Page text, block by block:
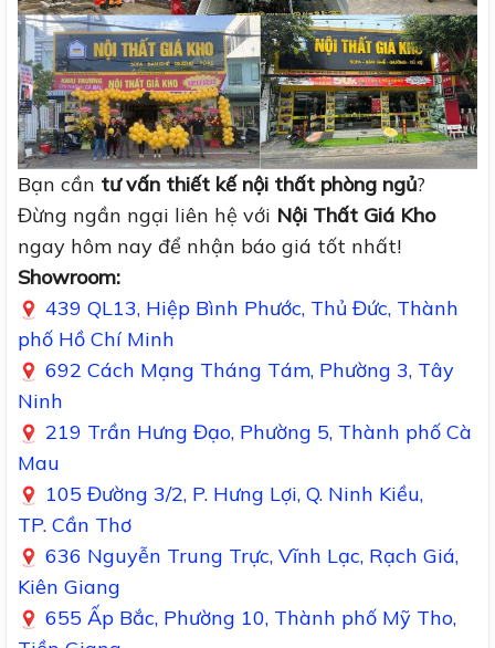
Bạn cần tư vấn thiết kế nội thất phòng ngủ?
Đừng ngần ngại liên hệ với Nội Thất Giá Kho
ngay hôm nay để nhận báo giá tốt nhất!
Showroom:
439 QL13, Hiệp Bình Phước, Thủ Đức, Thành
phố Hồ Chí Minh
692 Cách Mạng Tháng Tám, Phường 3, Tây
Ninh
219 Trần Hưng Đạo, Phường 5, Thành phố Cà
Mau
105 Đường 3/2, P. Hưng Lợi, Q. Ninh Kiều,
TP. Cần Thơ
636 Nguyễn Trung Trực, Vĩnh Lạc, Rạch Giá,
Kiên Giang
655 Ấp Bắc, Phường 10, Thành phố Mỹ Tho,